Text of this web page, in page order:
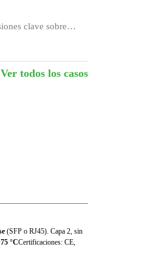
inversa.
clave sobre
Ver todos los casos
(SFP o RJ45). Capa 2, sin
°CCertificaciones: CE,